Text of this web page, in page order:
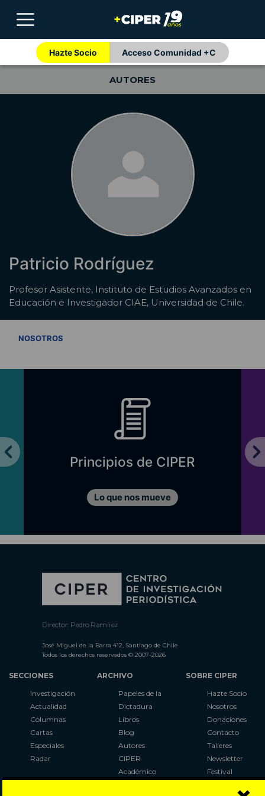
Hazte Socio Acceso Comunidad +C
AUTORES
Patricio Rodríguez
Profesor Asistente, Instituto de Estudios Avanzados en
Educación e Investigador CIAE, Universidad de Chile.
NOSOTROS
Principios de CIPER
Lo que nos mueve
Director: Pedro Ramírez
José Miguel de la Barra 412, Santiago de Chile
Todos los derechos reservados © 2007-2026
SECCIONES
Investigación
Actualidad
Columnas
Cartas
Especiales
Radar
ARCHIVO
Papeles de la
Dictadura
Libros
Blog
Autores
CIPER
Académico
SOBRE CIPER
Hazte Socio
Nosotros
Donaciones
Contacto
Talleres
Newsletter
Festival